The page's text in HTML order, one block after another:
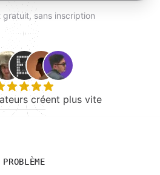
gratuit, sans inscription
créent plus vite
PROBLÈME